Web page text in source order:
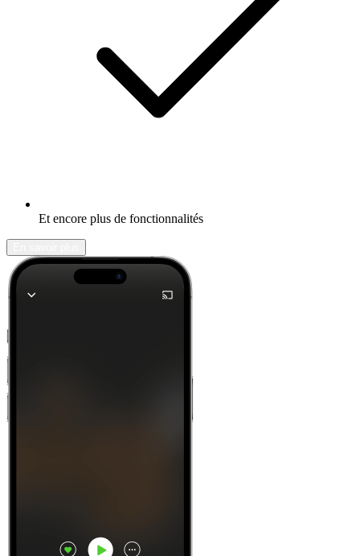
Et encore plus de fonctionnalités